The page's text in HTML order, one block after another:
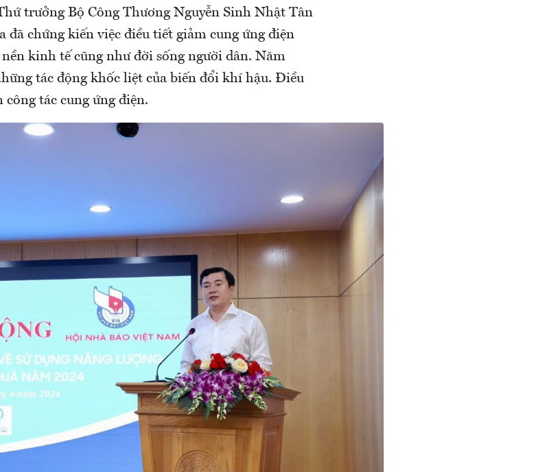
trưởng Bộ Công Thương Nguyễn Sinh Nhật Tân
đã chứng kiến việc điều tiết giảm cung ứng điện
kinh tế cũng như đời sống người dân. Năm
tác động khốc liệt của biến đổi khí hậu. Điều
tác cung ứng điện.